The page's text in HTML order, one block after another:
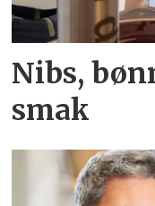
Nibs,
smak